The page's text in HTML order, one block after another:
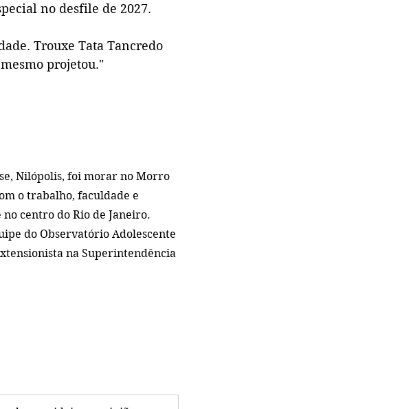
no desfile de 2027.
Trouxe Tata Tancredo
projetou."
Nilópolis, foi morar no Morro
o trabalho, faculdade e
centro do Rio de Janeiro.
do Observatório Adolescente
na Superintendência